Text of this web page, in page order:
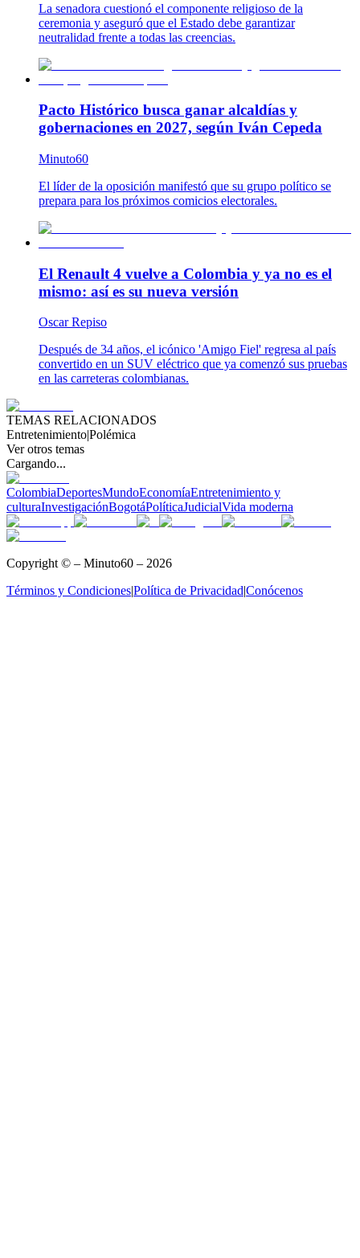
La senadora cuestionó el componente religioso de la
ceremonia y aseguró que el Estado debe garantizar
neutralidad frente a todas las creencias.
Pacto Histórico busca ganar alcaldías y
gobernaciones en 2027, según Iván Cepeda
Minuto60
El líder de la oposición manifestó que su grupo político se
prepara para los próximos comicios electorales.
El Renault 4 vuelve a Colombia y ya no es el
mismo: así es su nueva versión
Oscar Repiso
Después de 34 años, el icónico 'Amigo Fiel' regresa al país
convertido en un SUV eléctrico que ya comenzó sus pruebas
en las carreteras colombianas.
TEMAS RELACIONADOS
Entretenimiento|Polémica
Ver otros temas
Cargando...
ColombiaDeportesMundoEconomíaEntretenimiento y
culturaInvestigaciónBogotáPolíticaJudicialVida moderna
Copyright © – Minuto60 – 2026
Términos y Condiciones|Política de Privacidad|Conócenos